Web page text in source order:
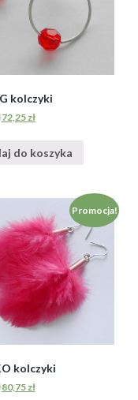
kolczyki
72,25 zł
do koszyka
Promocja!
kolczyki
80,75 zł